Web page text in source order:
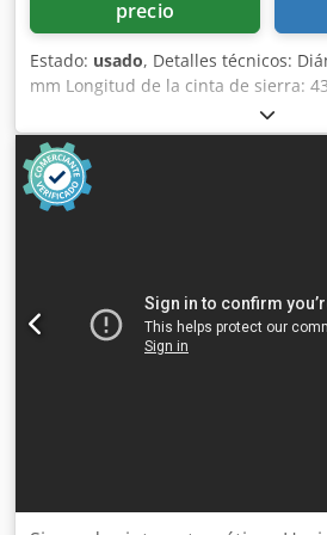
precio
Estado: usado, Detalles técnicos:
mm Longitud de la cinta de sierra:
Dc N Asngof Ancho de la cinta de
de corte a 90° redondo: 260 mm
cuadrado: 260 x 260 mm Velocidad
m/min Conexión eléctrica: 400/50 V /
requerida: 3,5 kW Peso de la